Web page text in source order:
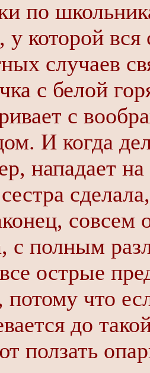
по
которой вся
случаев
с белой
с
И когда
нападает
совсем
с полным
острые
что
до
ползать